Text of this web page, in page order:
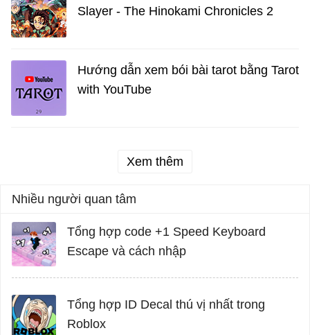
Slayer - The Hinokami Chronicles 2
Hướng dẫn xem bói bài tarot bằng Tarot
with YouTube
Xem thêm
Nhiều người quan tâm
Tổng hợp code +1 Speed Keyboard
Escape và cách nhập
Tổng hợp ID Decal thú vị nhất trong
Roblox